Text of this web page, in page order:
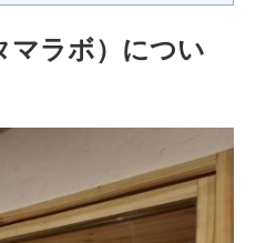
マラボ）につい